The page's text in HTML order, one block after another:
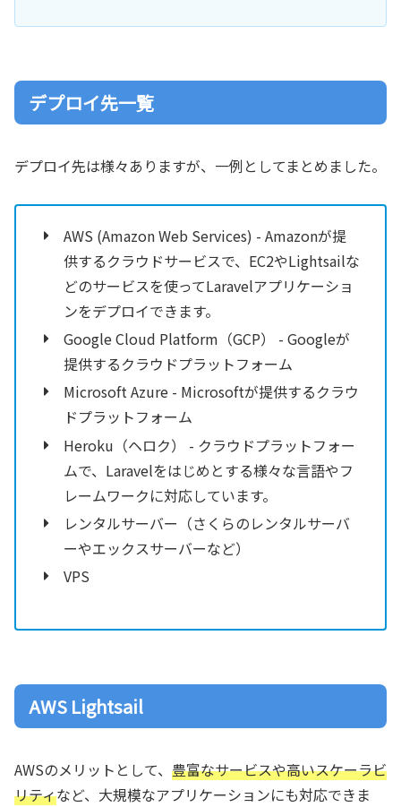
デプロイ先一覧
デプロイ先は様々ありますが、一例としてまとめました。
AWS (Amazon Web Services) - Amazonが提
供するクラウドサービスで、EC2やLightsailな
どのサービスを使ってLaravelアプリケーショ
ンをデプロイできます。
Google Cloud Platform（GCP） - Googleが
提供するクラウドプラットフォーム
Microsoft Azure - Microsoftが提供するクラウ
ドプラットフォーム
Heroku（ヘロク） - クラウドプラットフォー
ムで、Laravelをはじめとする様々な言語やフ
レームワークに対応しています。
レンタルサーバー（さくらのレンタルサーバ
ーやエックスサーバーなど）
VPS
AWS Lightsail
AWSのメリットとして、 豊富なサービスや高いスケーラビ
リティなど、大規模なアプリケーションにも対応できま